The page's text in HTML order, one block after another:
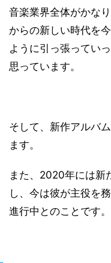
音楽業界全体がかな
からの新しい時代を
ように引っ張ってい
思っています。
そして、新作アルバ
ます。
また、2020年には新
し、今は彼が主役を
進行中とのことです。